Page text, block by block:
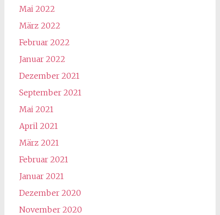
Mai 2022
März 2022
Februar 2022
Januar 2022
Dezember 2021
September 2021
Mai 2021
April 2021
März 2021
Februar 2021
Januar 2021
Dezember 2020
November 2020